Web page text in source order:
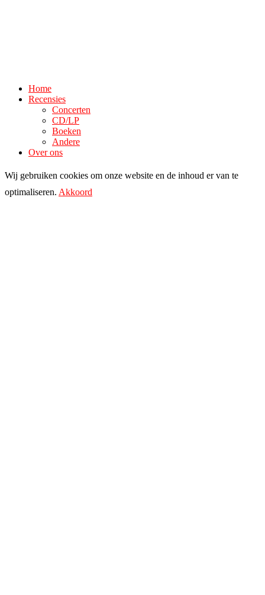
Home
Recensies
Concerten
CD/LP
Boeken
Andere
Over ons
Wij gebruiken cookies om onze website en de inhoud er van te
optimaliseren. Akkoord